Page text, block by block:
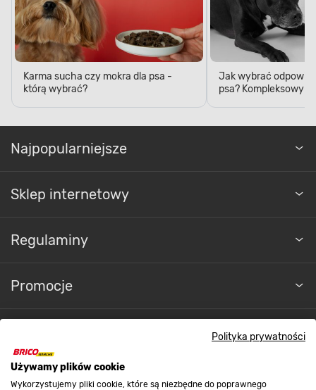
Polityka prywatności
Używamy plików cookie
Wykorzystujemy pliki cookie, które są niezbędne do poprawnego
Karma sucha czy mokra dla psa -
którą wybrać?
Jak wybrać
psa? Kompleksowy
Najpopularniejsze
Sklep internetowy
Regulaminy
Promocje
O nas